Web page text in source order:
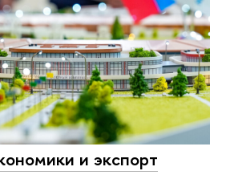
и экспорт